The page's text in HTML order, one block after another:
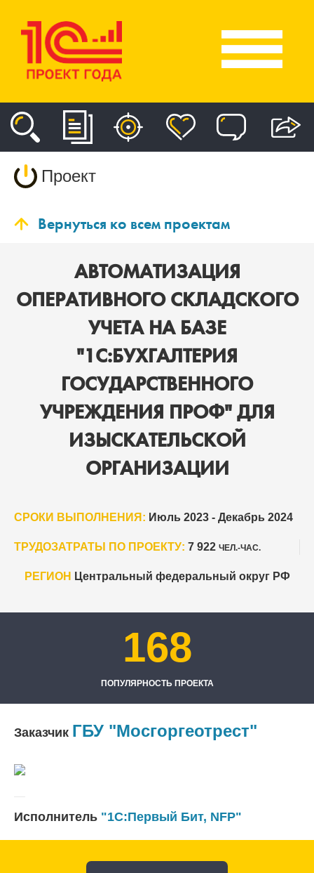
Проект
Вернуться ко всем проектам
АВТОМАТИЗАЦИЯ
ОПЕРАТИВНОГО СКЛАДСКОГО
УЧЕТА НА БАЗЕ
"1С:БУХГАЛТЕРИЯ
ГОСУДАРСТВЕННОГО
УЧРЕЖДЕНИЯ ПРОФ" ДЛЯ
ИЗЫСКАТЕЛЬСКОЙ
ОРГАНИЗАЦИИ
СРОКИ ВЫПОЛНЕНИЯ: Июль 2023 - Декабрь 2024
ТРУДОЗАТРАТЫ ПО ПРОЕКТУ: 7 922 ЧЕЛ.-ЧАС.
РЕГИОН Центральный федеральный округ РФ
168
ПОПУЛЯРНОСТЬ ПРОЕКТА
Заказчик ГБУ "Мосгоргеотрест"
Исполнитель "1С:Первый Бит, NFP"